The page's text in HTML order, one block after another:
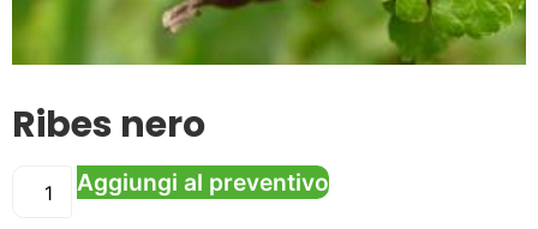
Ribes nero
Aggiungi al preventivo